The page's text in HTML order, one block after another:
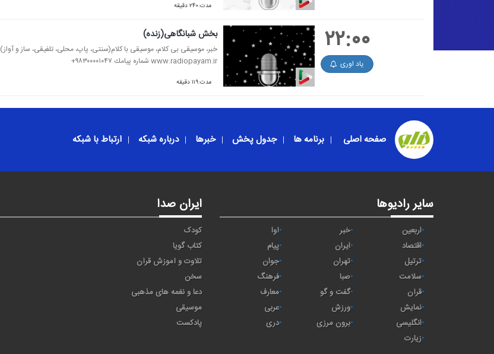
مدت:۲۴۰ دقیقه
۲۲:۰۰
یاد اوری
بخش شبانگاهی(زنده)
خبر، موسیقی بی كلام، موسیقی با كلام(سنتی، پاپ، محلی، تلفیقی، ساز و آواز)
www.radiopayam.ir شماره پیامك ۹۸۳۰۰۰۰۱۰۴۷+
مدت:۱۱۹ دقیقه
صفحه اصلی برنامه ها جدول پخش خبرها درباره شبکه ارتباط با شبکه
سایر رادیوها
اربعین خبر
آوا
اقتصاد
ايران
پیام
ترتیل
تهران
جوان
سلامت
صبا
فرهنگ
قرآن
گفت و گو
معارف
نمایش
ورزش
عربی
انگلیسی
برون مرزی
دری
زیارت
ایران صدا
کودک
کتاب گویا
تلاوت و آموزش قرآن
سخن
دعا و نغمه های مذهبی
موسیقی
پادکست